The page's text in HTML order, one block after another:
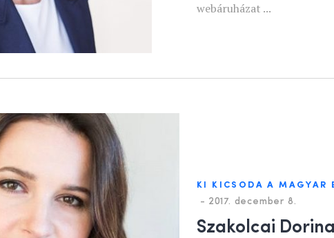
webáruházat ...
KI KICSODA A MAGYAR
- 2017. december 8.
Szakolcai